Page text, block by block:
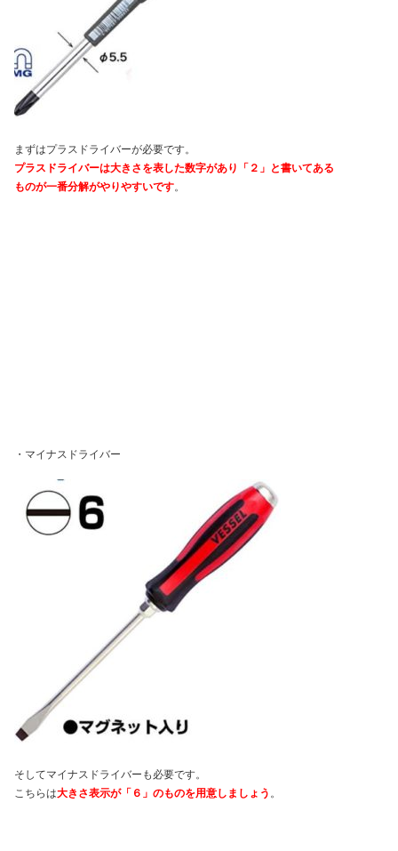
まずはプラスドライバーが必要です。
プラスドライバーは大きさを表した数字があり「２」と書いてある
ものが一番分解がやりやすいです。
・マイナスドライバー
そしてマイナスドライバーも必要です。
こちらは大きさ表示が「６」のものを用意しましょう 。